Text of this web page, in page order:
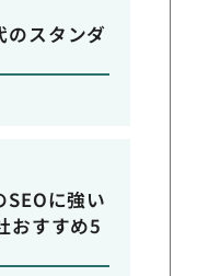
のスタンダ
に強い
おすすめ5